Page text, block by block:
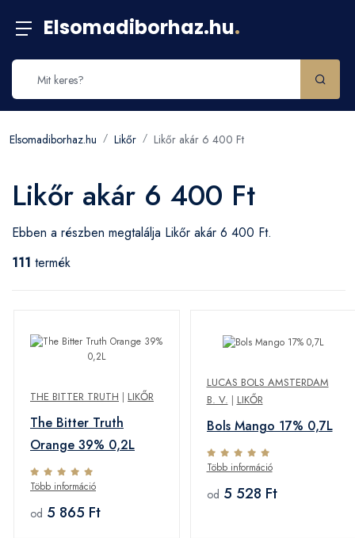
Elsomadiborhaz.hu.
Elsomadiborhaz.hu Likőr Likőr akár 6 400 Ft
Likőr akár 6 400 Ft
Ebben a részben megtalálja Likőr akár 6 400 Ft.
111 termék
THE BITTER TRUTH | LIKŐR
The Bitter Truth
Orange 39% 0,2L
Több információ
od 5 865 Ft
LUCAS BOLS AMSTERDAM
B. V. | LIKŐR
Bols Mango 17% 0,7L
Több információ
od 5 528 Ft